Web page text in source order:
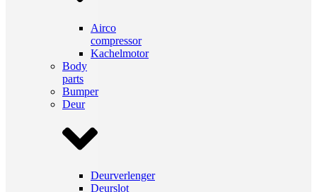
Airco
compressor
Kachelmotor
Body
parts
Bumper
Deur
Deurverlenger
Deurslot